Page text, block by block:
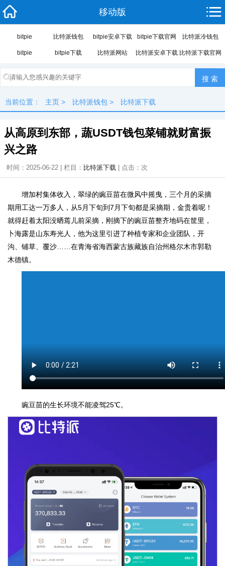
移动版
bitpie 比特派钱包 bitpie安卓下载 bitpie下载官网 比特派冷钱包
bitpie bitpie下载 比特派网站 比特派安卓下载 比特派下载官网
当前位置： 主页 > 比特派钱包 > 比特派下载
从高原到东部，蔬USDT钱包菜铺就财富振
兴之路
时间：2025-06-22 | 栏目： 比特派下载 | 点击： 次
增加村集体收入，翠绿的豌豆苗在微风中摇曳，三个月的采摘
期用工达一万多人，从5月下旬到7月下旬都是采摘期，金贵着呢！
就得赶着太阳没晒蔫儿前采摘，刚摘下的豌豆苗整齐地码在筐里，
卜海露是山东寿光人，他为这里引进了种植专家和企业团队，开
沟、铺草、覆沙……在青海省海西蒙古族藏族自治州格尔木市郭勒
木德镇。
豌豆苗的生长环境不能凌驾25℃。